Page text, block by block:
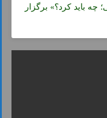
چه باید کرد؟» برگزار